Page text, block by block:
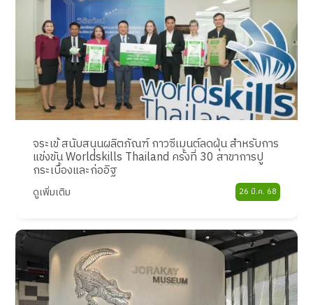
จระเข้ สนับสนุนผลิตภัณฑ์ กาวซีเมนต์ลดฝุ่น สำหรับการ
แข่งขัน Worldskills Thailand ครั้งที่ 30 สาขาการปู
กระเบื้องและก่ออิฐ
ดูเพิ่มเติม 26 มี.ค. 68